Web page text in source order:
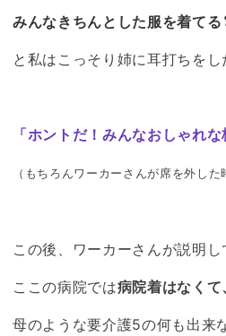
みんなきちんとした服を着て
と私はこっそり姉に耳打ちをし
「ホントだ！みんなおしゃれ
（もちろんワーカーさんが席を外した
この後、ワーカーさんが説明し
ここの病院では病院着はなくて
母のような要介護5の何も出来